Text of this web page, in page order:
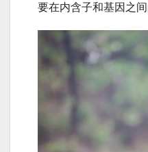
要在内含子和基因之间